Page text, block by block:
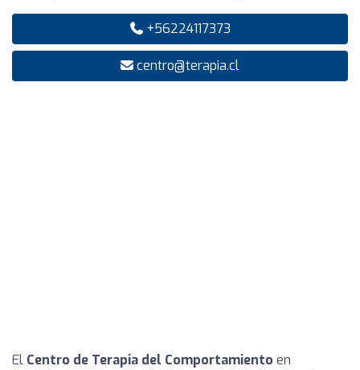
+56224117373
centro@terapia.cl
El Centro de Terapia del Comportamiento en